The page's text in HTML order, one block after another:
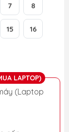
7 8
15 16
LAPTOP)
(Laptop